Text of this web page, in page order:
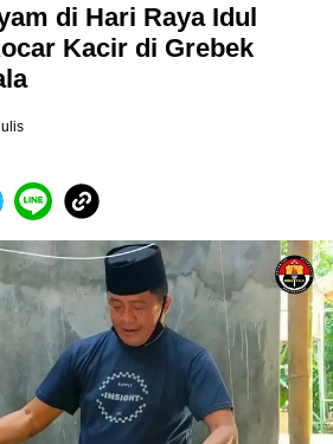
di Hari Raya Idul
Kacir di Grebek